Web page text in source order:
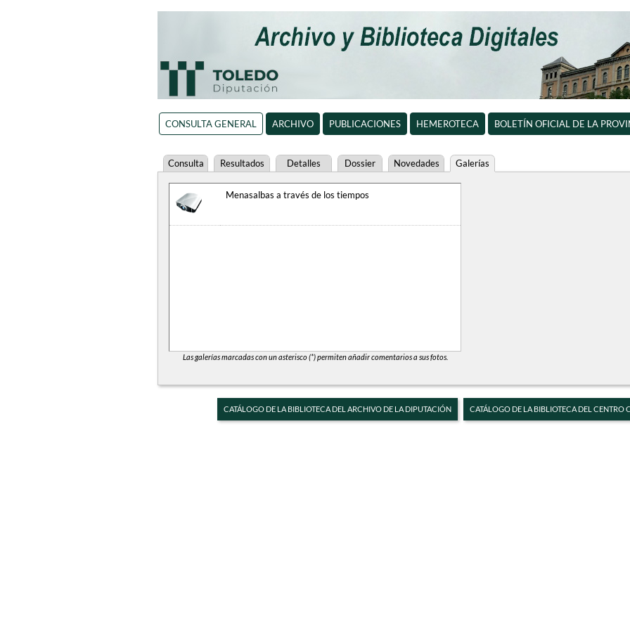
CONSULTA GENERAL ARCHIVO PUBLICACIONES HEMEROTECA BOLETÍN OFICIAL DE LA
Consulta Resultados Detalles Dossier Novedades Galerías
Menasalbas a través de los tiempos
Las galerías marcadas con un asterisco (*) permiten añadir comentarios a sus fotos.
CATÁLOGO DE LA BIBLIOTECA DEL ARCHIVO DE LA DIPUTACIÓN CATÁLOGO DE LA BIBLIOTECA DEL CENTRO